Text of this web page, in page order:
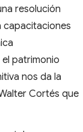
resolución
capacitaciones
patrimonio
nos da la
Cortés que